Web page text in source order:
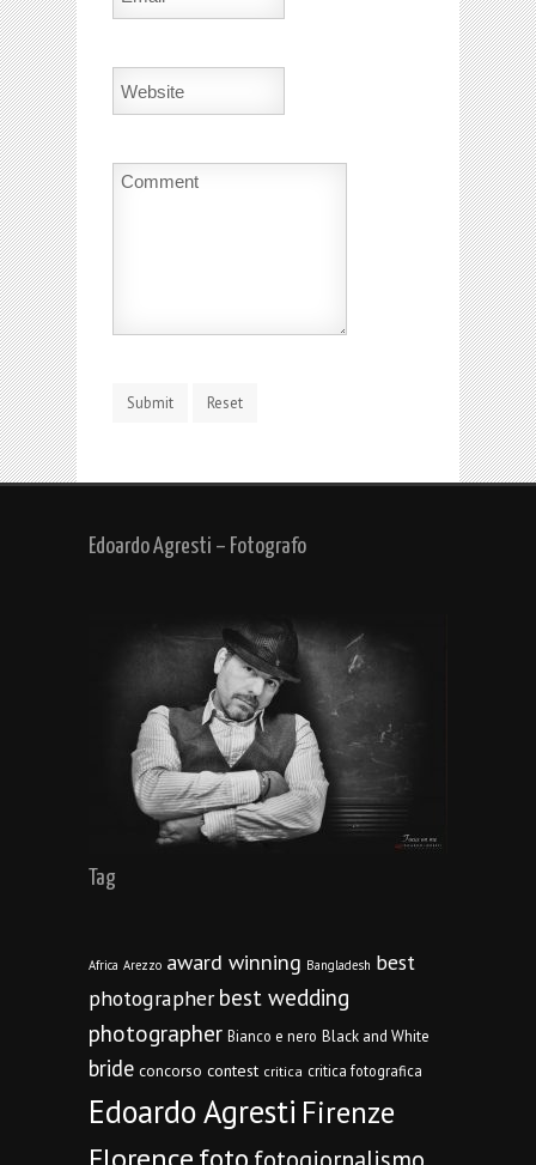
Edoardo Agresti – Fotografo
Tag
Africa Arezzo award winning Bangladesh best
photographer best wedding
photographer Bianco e nero Black and White
bride concorso contest critica critica fotografica
Edoardo Agresti Firenze